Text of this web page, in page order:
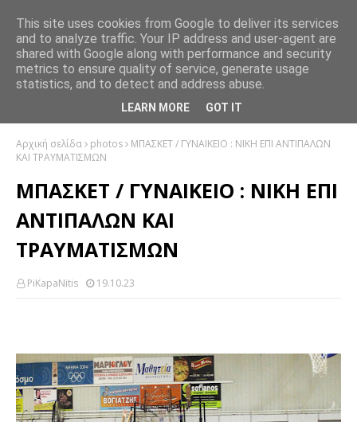
Αρχική σελίδα photos
ΜΠΑΣΚΕΤ / ΓΥΝΑΙΚΕΙΟ : ΝΙΚΗ ΕΠΙ ΑΝΤΙΠΑΛΩΝ
ΚΑΙ ΤΡΑΥΜΑΤΙΣΜΩΝ
ΜΠΑΣΚΕΤ / ΓΥΝΑΙΚΕΙΟ : ΝΙΚΗ ΕΠΙ
ΑΝΤΙΠΑΛΩΝ ΚΑΙ
ΤΡΑΥΜΑΤΙΣΜΩΝ
PiKapaNitis 19.10.23
This site uses cookies from Google to deliver its services
and to analyze traffic. Your IP address and user-agent are
shared with Google along with performance and security
metrics to ensure quality of service, generate usage
statistics, and to detect and address abuse.
LEARN MORE GOT IT